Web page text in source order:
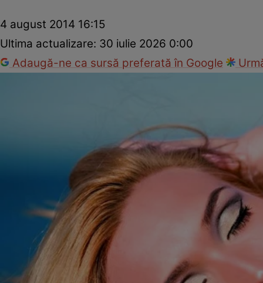
4 august 2014 16:15
Ultima actualizare: 30 iulie 2026 0:00
Adaugă-ne ca sursă preferată în Google